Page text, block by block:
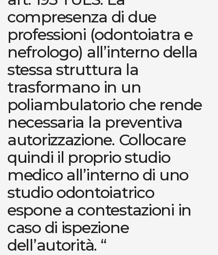
compresenza di due
professioni (odontoiatra e
nefrologo) all’interno della
stessa struttura la
trasformano in un
poliambulatorio che rende
necessaria la preventiva
autorizzazione. Collocare
quindi il proprio studio
medico all’interno di uno
studio odontoiatrico
espone a contestazioni in
caso di ispezione
dell’autorità. “